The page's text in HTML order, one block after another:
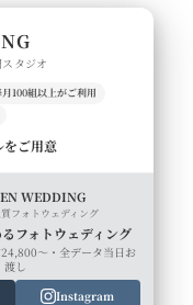
タジオ
100組以上がご利用
ご用意
WEDDING
フォトウェディング
フォトウェディング
〜・全データ当日お
渡し
Instagram